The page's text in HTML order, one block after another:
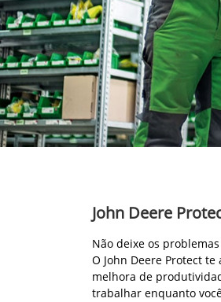
John Deere
Não deixe os
O John Deere Protect
melhora de
trabalhar enquanto